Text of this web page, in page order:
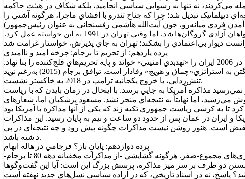
اسلحه را با گروگان‌هاي لبناني معامله مي‌کردند، نه تنها به رسوايي سياسي انجاميد، بلکه شکاف در هيئت حاکمه
تبديل شد؛ چرا که جناح تندرو با افشاي ماجرا، هرگونه آشتي را
فردي ميانه‌رو، چون آيت‌الله هاشمي رفسنجاني به عنوان رئيس‌جمهور)
اميد‌هايي براي تنش‌زدايي ايجاد کرد. دولت بوش پدر در 1989 با پيامي رمزآلود (»حسن نيت با حسن نيت پاسخ داده مي‌شود«) خواهان آزادي گروگان‌ها شد، اما وقتي تهران در 1991 به اين خواسته عمل کرد،
پرده يازدهم: از تحريم تا برجام: چرخه اميد و نااميدي
با تشديد مناقشه هسته‌اي در دهه 2000 آمريکا به رهبري جورج دبليو بوش، سياست «تغيير رژيم» را در پيش گرفت. گزارش کنگره در 2006 ايران را «تهديدي امنيتي» خواند و پايه تحريم‌هاي فلج‌کننده را بنا نهاد.
رويکرد اوباما، اما با شعار »مذاکره مستقيم« آغاز شد، ولي استقرار سپر دفاع موشکي در اروپا و تشديد تحريم‌ها، نشان داد که واشينگتن به استراتژي»چماق و هويج« وفادار است. توافق برجام (2015) به‌رغم نويد
تنش‌زدايي، با خروج يکجانبه ترامپ در 2018 به خاکستر نشست.
به نظر نمي‌رسيد مذاکره آمريکا به جايي برسد. با اينحال در زمان بايدن که با رياست
مي‌رسيد، اما نهايتاً به نتيجه‌اي منجر نشد. مسعود پزشکيان اما، شعار‌هاي
و ايران در عمان پس از حدود دو ساعت و نيم به پايان رسيد. اين مذاکرات
است، هنوز روشن نيست مذاکرات چگونه پيش رود و چه نتيجه‌اي در پي
داشته باشد.
پرده دوازدهم: پايانِ باز؟ فرجامي در هاله ابهام
به گزارش آراز آذربايجان به نقل از اقتصاد24،تاريخ روابط ايران و آمريکا پس از انقلاب، روايتي است از فرصت‌هاي ازدست‌رفته و بازي‌هاي مجموع-صفر. هرگونه گشايشي -از مذاکرات مخفيانه دهه 80 تا برجام-
نشستن دو طرف بر سر ميز مذاکره، پرسش بزرگ اين است: آيا اين گفت‌و‌گو‌ها